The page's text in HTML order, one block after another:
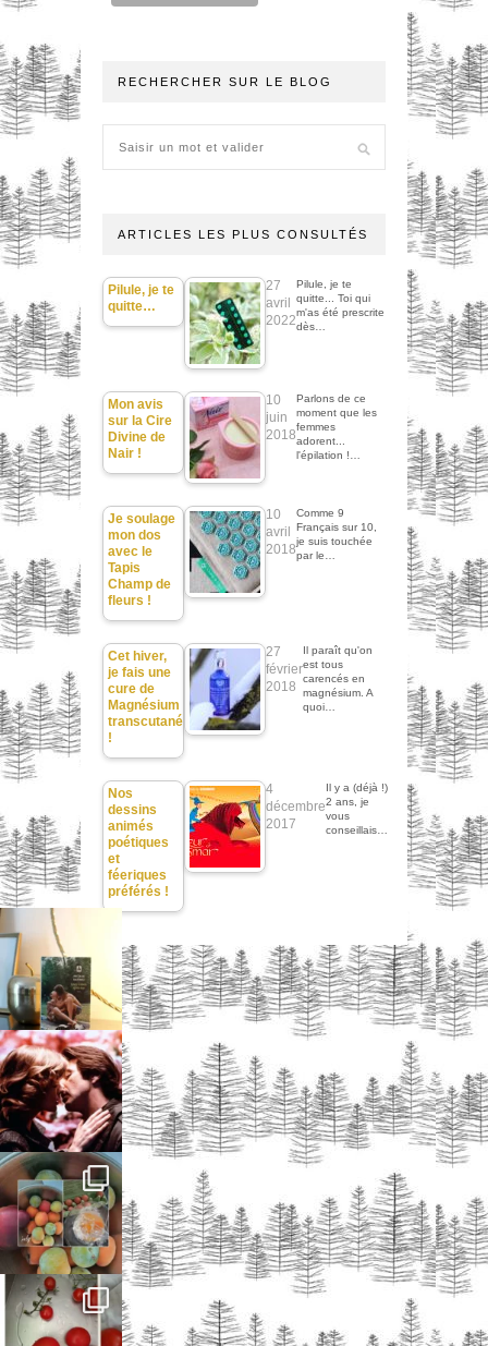
RECHERCHER SUR LE BLOG
ARTICLES LES PLUS CONSULTÉS
Pilule, je te
quitte…
27
avril
2022
Pilule, je te
quitte... Toi qui
m'as été prescrite
dès…
Mon avis
sur la Cire
Divine de
Nair !
10
juin
2018
Parlons de ce
moment que les
femmes
adorent...
l'épilation !…
Je soulage
mon dos
avec le
Tapis
Champ de
fleurs !
10
avril
2018
Comme 9
Français sur 10,
je suis touchée
par le…
Cet hiver,
je fais une
cure de
Magnésium
transcutané
!
27
février
2018
Il paraît qu'on
est tous
carencés en
magnésium. A
quoi…
Nos
dessins
animés
poétiques
et
féeriques
préférés !
4
décembre
2017
Il y a (déjà !)
2 ans, je
vous
conseillais…